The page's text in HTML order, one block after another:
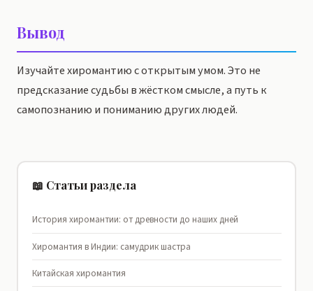
Вывод
Изучайте хиромантию с открытым умом. Это не
предсказание судьбы в жёстком смысле, а путь к
самопознанию и пониманию других людей.
📖 Статьи раздела
История хиромантии: от древности до наших дней
Хиромантия в Индии: самудрик шастра
Китайская хиромантия